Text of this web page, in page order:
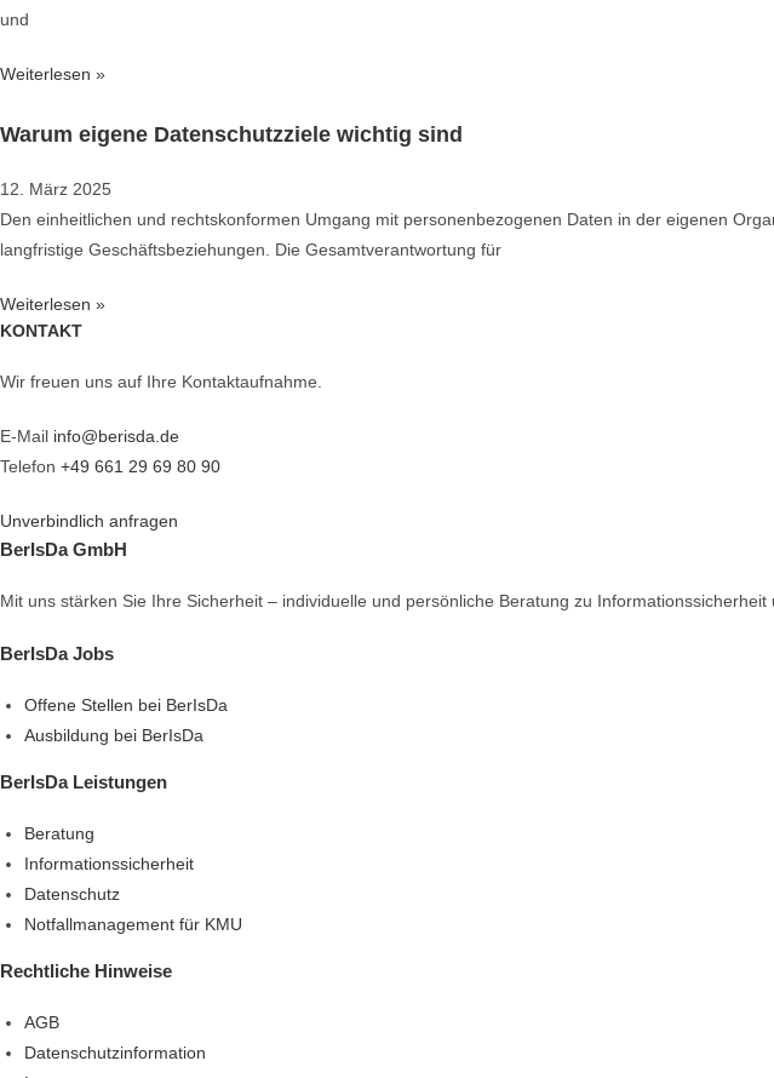
und
Weiterlesen »
Warum eigene Datenschutzziele wichtig sind
12. März 2025
Den einheitlichen und rechtskonformen Umgang mit personenbezogenen Daten in der eigenen
langfristige Geschäftsbeziehungen. Die Gesamtverantwortung für
Weiterlesen »
KONTAKT
Wir freuen uns auf Ihre Kontaktaufnahme.
E-Mail info@berisda.de
Telefon +49 661 29 69 80 90
Unverbindlich anfragen
BerIsDa GmbH
Mit uns stärken Sie Ihre Sicherheit – individuelle und persönliche Beratung zu
BerIsDa Jobs
Offene Stellen bei BerIsDa
Ausbildung bei BerIsDa
BerIsDa Leistungen
Beratung
Informationssicherheit
Datenschutz
Notfallmanagement für KMU
Rechtliche Hinweise
AGB
Datenschutzinformation